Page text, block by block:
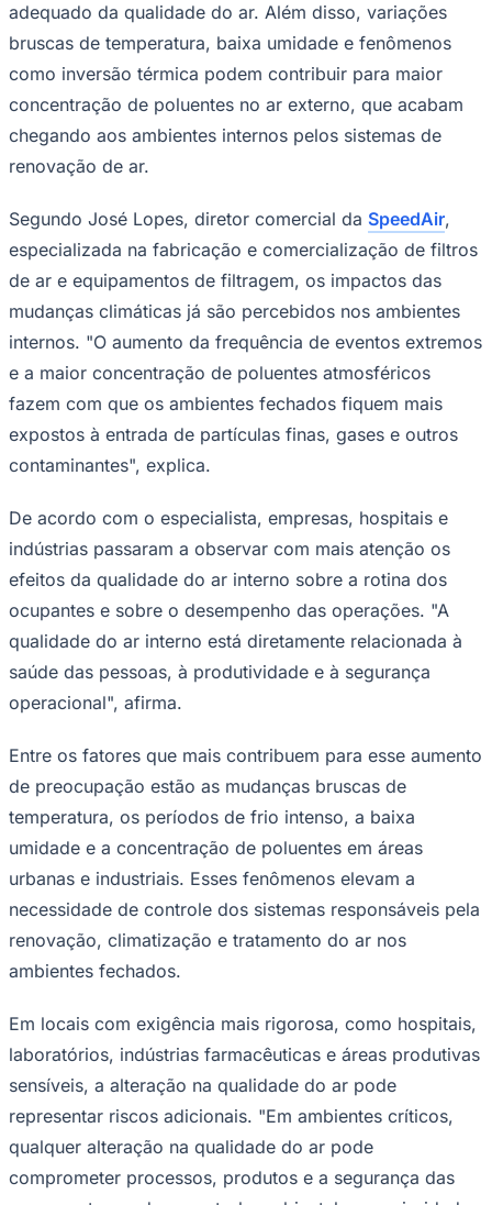
Goiás
Coritiba
Mirassol
adequado da qualidade do ar. Além disso, variações
bruscas de temperatura, baixa umidade e fenômenos
como inversão térmica podem contribuir para maior
concentração de poluentes no ar externo, que acabam
chegando aos ambientes internos pelos sistemas de
renovação de ar.
Segundo José Lopes, diretor comercial da SpeedAir,
especializada na fabricação e comercialização de filtros
de ar e equipamentos de filtragem, os impactos das
mudanças climáticas já são percebidos nos ambientes
internos. "O aumento da frequência de eventos extremos
e a maior concentração de poluentes atmosféricos
fazem com que os ambientes fechados fiquem mais
expostos à entrada de partículas finas, gases e outros
contaminantes", explica.
De acordo com o especialista, empresas, hospitais e
indústrias passaram a observar com mais atenção os
efeitos da qualidade do ar interno sobre a rotina dos
ocupantes e sobre o desempenho das operações. "A
qualidade do ar interno está diretamente relacionada à
saúde das pessoas, à produtividade e à segurança
operacional", afirma.
Entre os fatores que mais contribuem para esse aumento
de preocupação estão as mudanças bruscas de
temperatura, os períodos de frio intenso, a baixa
umidade e a concentração de poluentes em áreas
urbanas e industriais. Esses fenômenos elevam a
necessidade de controle dos sistemas responsáveis pela
renovação, climatização e tratamento do ar nos
ambientes fechados.
Em locais com exigência mais rigorosa, como hospitais,
laboratórios, indústrias farmacêuticas e áreas produtivas
sensíveis, a alteração na qualidade do ar pode
representar riscos adicionais. "Em ambientes críticos,
qualquer alteração na qualidade do ar pode
comprometer processos, produtos e a segurança das